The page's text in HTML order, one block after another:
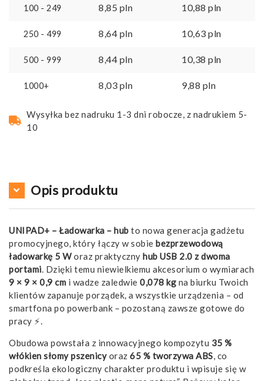
100 - 249 8,85 pln 10,88 pln
250 - 499 8,64 pln 10,63 pln
500 - 999 8,44 pln 10,38 pln
1000+ 8,03 pln 9,88 pln
Wysyłka bez nadruku 1-3 dni robocze, z nadrukiem 5-
10
Opis produktu
UNIPAD+ – Ładowarka – hub to nowa generacja gadżetu
promocyjnego, który łączy w sobie bezprzewodową
ładowarkę 5 Woraz praktyczny hub USB 2.0 z dwoma
portami. Dzięki temu niewielkiemu akcesorium o wymiarach
9 × 9 × 0,9 cm i wadze zaledwie 0,078 kg na biurku Twoich
klientów zapanuje porządek, a wszystkie urządzenia – od
smartfona po powerbank – pozostaną zawsze gotowe do
pracy ⚡️.
Obudowa powstała z innowacyjnego kompozytu 35 %
włókien słomy pszenicyoraz 65 % tworzywa ABS, co
podkreśla ekologiczny charakter produktu i wpisuje się w